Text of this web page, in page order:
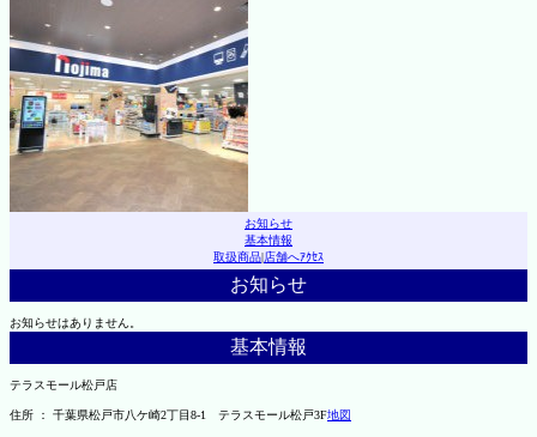
お知らせ
基本情報
取扱商品|店舗へｱｸｾｽ
お知らせ
お知らせはありません。
基本情報
テラスモール松戸店
住所 ： 千葉県松戸市八ケ崎2丁目8-1 テラスモール松戸3F地図